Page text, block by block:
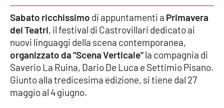
Meteo
Editoriali
VIDEO
Ambiente
Sabato ricchissimo di appuntamenti a Primavera
dei Teatri, il festival di Castrovillari dedicato ai
nuovi linguaggi della scena contemporanea,
organizzato da “Scena Verticale”la compagnia di
Saverio La Ruina, Dario De Luca e Settimio Pisano.
Giunto alla tredicesima edizione, si tiene dal 27
maggio al 4 giugno.